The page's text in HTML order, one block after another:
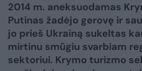
2014 m. aneksuodamas
Putinas žadėjo gerovę ir
jo prieš Ukrainą sukeltas
mirtinu smūgiu svarbiam
sektoriui. Krymo turizmo